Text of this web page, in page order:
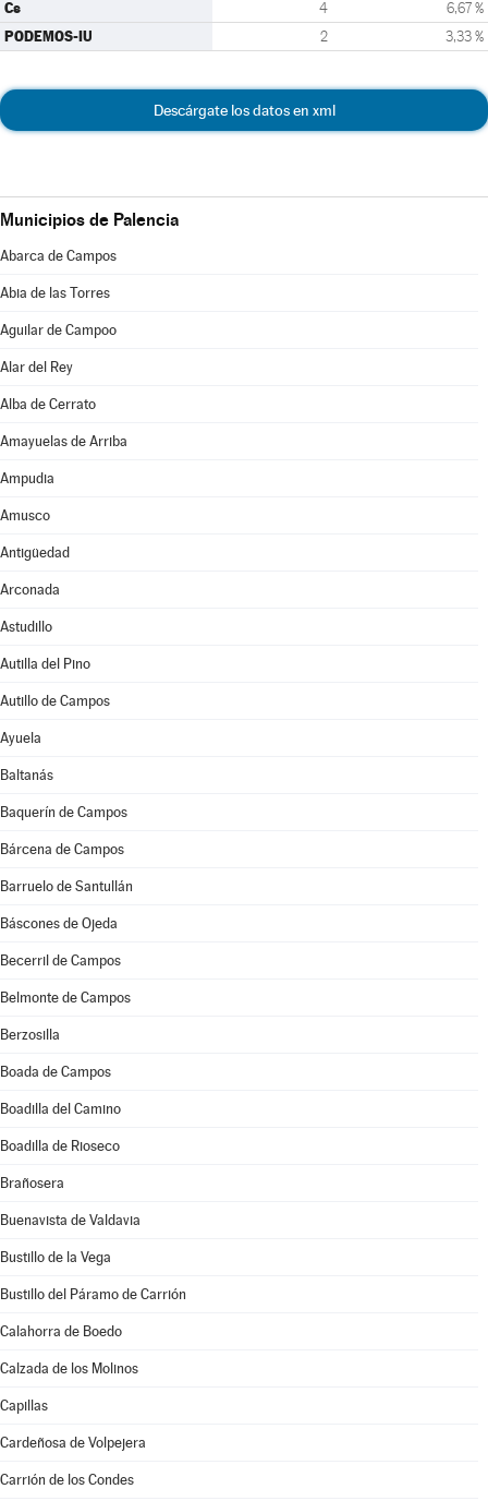
Cs 4 6,67 %
PODEMOS-IU 2 3,33 %
Descárgate los datos en xml
Municipios de Palencia
Abarca de Campos
Abia de las Torres
Aguilar de Campoo
Alar del Rey
Alba de Cerrato
Amayuelas de Arriba
Ampudia
Amusco
Antigüedad
Arconada
Astudillo
Autilla del Pino
Autillo de Campos
Ayuela
Baltanás
Baquerín de Campos
Bárcena de Campos
Barruelo de Santullán
Báscones de Ojeda
Becerril de Campos
Belmonte de Campos
Berzosilla
Boada de Campos
Boadilla del Camino
Boadilla de Rioseco
Brañosera
Buenavista de Valdavia
Bustillo de la Vega
Bustillo del Páramo de Carrión
Calahorra de Boedo
Calzada de los Molinos
Capillas
Cardeñosa de Volpejera
Carrión de los Condes